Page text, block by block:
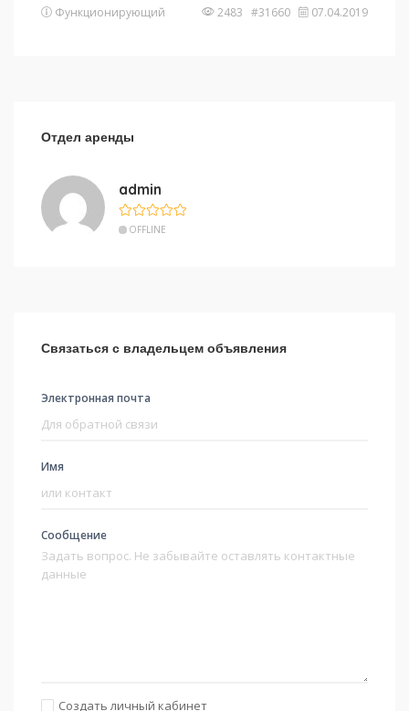
Функционирующий 2483 #31660 07.04.2019
Отдел аренды
admin
OFFLINE
Связаться с владельцем объявления
Электронная почта
Имя
Сообщение
Создать личный кабинет